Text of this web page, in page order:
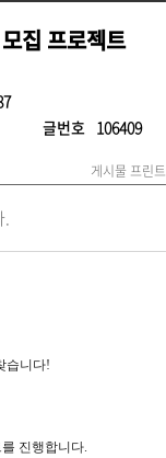
집 프로젝트
글번호 106409
게시물 프린트
.
습니다!
진행합니다.